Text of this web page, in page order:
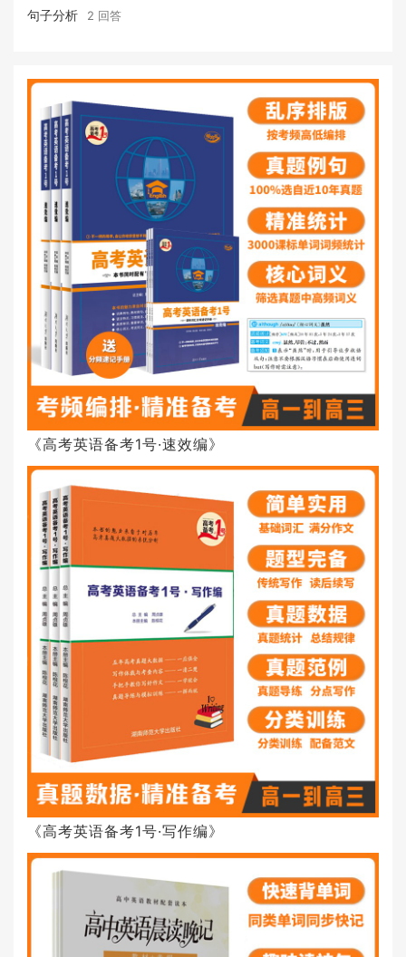
句子分析 2 回答
《高考英语备考1号·速效编》
《高考英语备考1号·写作编》